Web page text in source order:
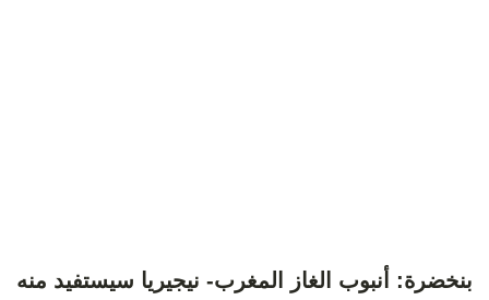
بنخضرة: أنبوب الغاز المغرب- نيجيريا سيستفيد منه